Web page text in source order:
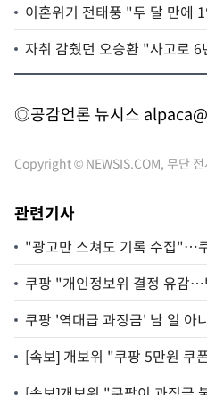
이혼위기 전태풍 "두 달 만에
자취 감췄던 오승환 "사고로
◎공감언론 뉴시스
Copyright © NEWSIS.COM, 무단 전
관련기사
"광고만 스쳐도 기록 수집"…
동기록도 무단 저장까지
쿠팡 "개인정보위 결정 유감
명"
쿠팡 '역대급 과징금' 남 일
관리 '초긴장'
[속보] 개보위 "쿠팡 5만원 쿠
집행 규모 확인 어려워"